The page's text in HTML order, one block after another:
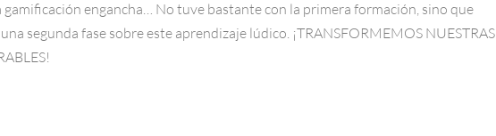
gamificación engancha… No tuve bastante con la primera formación, sino que
segunda fase sobre este aprendizaje lúdico. ¡TRANSFORMEMOS NUESTRAS